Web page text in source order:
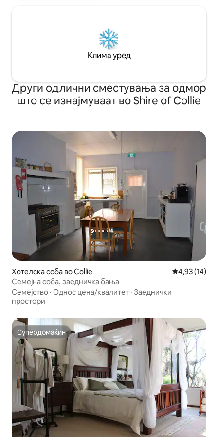
Клима уред
Други одлични сместувања за одмор
што се изнајмуваат во Shire of Collie
Хотелска соба во Collie Просечна
4,93 (14)
Семејна соба, заедничка бања
Семејство · Однос цена/квалитет · Заеднички
простори
Супердомаќин
Супердомаќин